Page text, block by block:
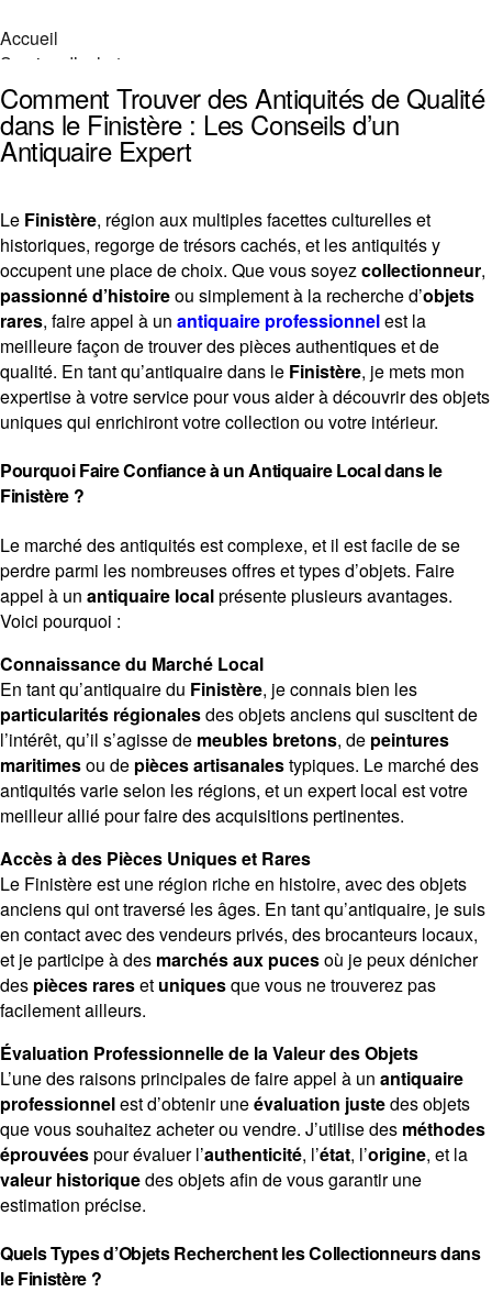
Accueil
Service d’achat
Vendre vos objets
Objets recherchés
Objets en vente
Zone d’intervention
À propos
Contact
Accueil
Service d’achat
Vendre vos objets
Objets recherchés
Objets en vente
Zone d’intervention
Service de débarras
Contact
Contact
Comment Trouver des Antiquités de Qualité
dans le Finistère : Les Conseils d’un
Antiquaire Expert
Le Finistère, région aux multiples facettes culturelles et
historiques, regorge de trésors cachés, et les antiquités y
occupent une place de choix. Que vous soyezcollectionneur,
passionné d’histoireou simplement à la recherche d’objets
rares, faire appel à un antiquaire professionnelest la
meilleure façon de trouver des pièces authentiques et de
qualité. En tant qu’antiquaire dans le Finistère, je mets mon
expertise à votre service pour vous aider à découvrir des objets
uniques qui enrichiront votre collection ou votre intérieur.
Pourquoi Faire Confiance à un Antiquaire Local dans le
Finistère ?
Le marché des antiquités est complexe, et il est facile de se
perdre parmi les nombreuses offres et types d’objets. Faire
appel à un antiquaire localprésente plusieurs avantages.
Voici pourquoi :
Connaissance du Marché Local
En tant qu’antiquaire du Finistère, je connais bien les
particularités régionalesdes objets anciens qui suscitent de
l’intérêt, qu’il s’agisse de meubles bretons, de peintures
maritimesou de pièces artisanalestypiques. Le marché des
antiquités varie selon les régions, et un expert local est votre
meilleur allié pour faire des acquisitions pertinentes.
Accès à des Pièces Uniques et Rares
Le Finistère est une région riche en histoire, avec des objets
anciens qui ont traversé les âges. En tant qu’antiquaire, je suis
en contact avec des vendeurs privés, des brocanteurs locaux,
et je participe à des marchés aux pucesoù je peux dénicher
des pièces rareset uniquesque vous ne trouverez pas
facilement ailleurs.
Évaluation Professionnelle de la Valeur des Objets
L’une des raisons principales de faire appel à un antiquaire
professionnelest d’obtenir uneévaluation justedes objets
que vous souhaitez acheter ou vendre. J’utilise des méthodes
éprouvéespour évaluer l’authenticité, l’état, l’origine, et la
valeur historiquedes objets afin de vous garantir une
estimation précise.
Quels Types d’Objets Recherchent les Collectionneurs dans
le Finistère ?